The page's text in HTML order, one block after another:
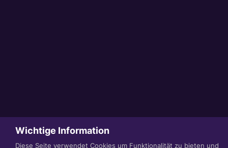
Wichtige Information
Diese Seite verwendet Cookies um Funktionalität zu bieten und